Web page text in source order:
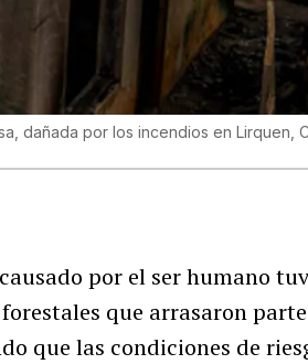
dañada por los incendios en Lirquen,
causado por el ser humano
que arrasaron
que las condiciones de